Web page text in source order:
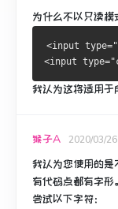
为什么不以只读
<input
<input
我认为这将适用于
猴子A 2020/03/
我认为您使用的
有代码点都有字形。
尝试以下字符：